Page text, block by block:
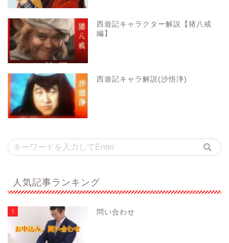
西遊記キャラクター解説【猪八戒
編】
西遊記キャラ解説(沙悟浄)
人気記事ランキング
1 問い合わせ